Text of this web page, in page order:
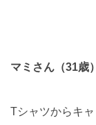
マミさん（31歳）
Tシャツからキ